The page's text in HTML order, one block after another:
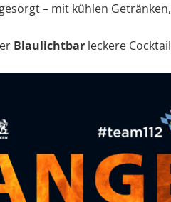
– mit kühlen
Blaulichtbar leckere